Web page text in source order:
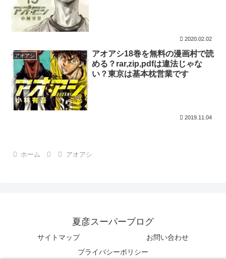
2020.02.02
アオアシ
アオアシ18巻を無料の漫画村で読
める？rar,zip,pdfは違法じゃな
い？東京は基本枕営業です
2019.11.04
ホーム アオアシ
夏彦スーパーブログ
サイトマップ
お問い合わせ
プライバシーポリシー